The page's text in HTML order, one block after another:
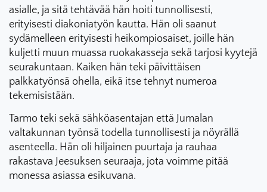
asialle, ja sitä tehtävää hän hoiti tunnollisesti,
erityisesti diakoniatyön kautta. Hän oli saanut
sydämelleen erityisesti heikompiosaiset, joille hän
kuljetti muun muassa ruokakasseja sekä tarjosi kyytejä
seurakuntaan. Kaiken hän teki päivittäisen
palkkatyönsä ohella, eikä itse tehnyt numeroa
tekemisistään.
Tarmo teki sekä sähköasentajan että Jumalan
valtakunnan työnsä todella tunnollisesti ja nöyrällä
asenteella. Hän oli hiljainen puurtaja ja rauhaa
rakastava Jeesuksen seuraaja, jota voimme pitää
monessa asiassa esikuvana.